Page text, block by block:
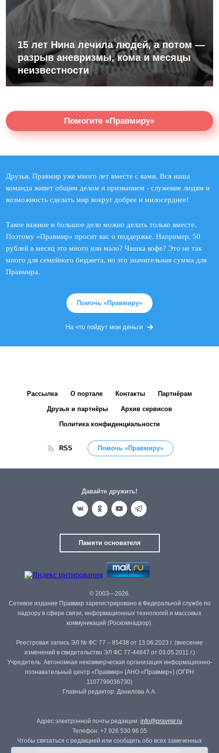
15 лет Нина лечила людей, а потом —
разрыв аневризмы, кома и месяцы
неизвестности
Помогите «Правмиру»
Друзья, Правмир уже много лет вместе с вами. Вся наша
команда живет общим делом и призванием - служение людям и
возможность сделать мир вокруг добрее и милосерднее!
Такое важное и большое дело можно делать только вместе.
Поэтому «Правмир» просит вас о поддержке. Например, 50
рублей в месяц это много или мало? Чашка кофе? Это не так
много для семейного бюджета, но это значительная сумма для
Правмира.
Помочь «Правмиру»
На что пойдут мои деньги
Рассылка О портале Контакты Партнёрам
Друзья и партнёры Архив сервисов
Политика конфиденциальности
RSS Помочь «Правмиру»
Давайте дружить!
Памяти основателя
© 2003—2026.
Сетевое издание Правмир зарегистрировано в Федеральной службе по
надзору в сфере связи, информационных технологий и массовых
коммуникаций (Роскомнадзор).
Реестровая запись ЭЛ № ФС 77 – 85438 от 13.06.2023 г. (внесение
изменений в свидетельство ЭЛ ФС 77-44847 от 03.05.2011 г.)
Учредитель: Автономная некоммерческая организация информационно-
познавательный центр «Правмир» (АНО «Правмир») (ОГРН
1107799036730)
Главный редактор: Данилова А.А.
Адрес электронной почты редакции: info@pravmir.ru
Телефон: +7 926 530 96 05
Чтобы связаться с редакцией или сообщить обо всех замеченных